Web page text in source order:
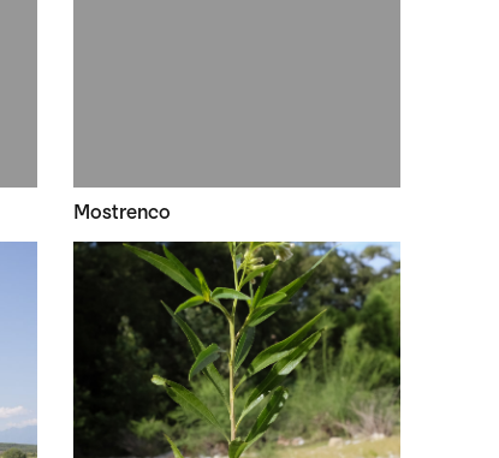
Mostrenco